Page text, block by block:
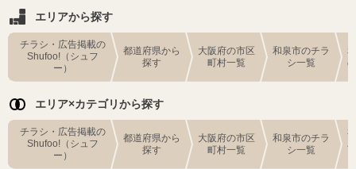
エリアから探す
チラシ・広告掲載の
Shufoo!（シュフ
ー）
都道府県から
探す
大阪府の市区
町村一覧
和泉市のチラ
シ一覧
エリア×カテゴリから探す
チラシ・広告掲載の
Shufoo!（シュフ
ー）
都道府県から
探す
大阪府の市区
町村一覧
和泉市のチラ
シ一覧